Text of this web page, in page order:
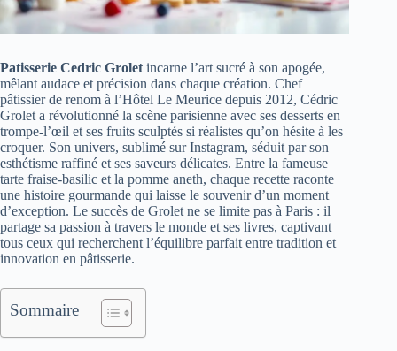
Patisserie Cedric Grolet incarne l’art sucré à son apogée,
mêlant audace et précision dans chaque création. Chef
pâtissier de renom à l’Hôtel Le Meurice depuis 2012, Cédric
Grolet a révolutionné la scène parisienne avec ses desserts en
trompe-l’œil et ses fruits sculptés si réalistes qu’on hésite à les
croquer. Son univers, sublimé sur Instagram, séduit par son
esthétisme raffiné et ses saveurs délicates. Entre la fameuse
tarte fraise-basilic et la pomme aneth, chaque recette raconte
une histoire gourmande qui laisse le souvenir d’un moment
d’exception. Le succès de Grolet ne se limite pas à Paris : il
partage sa passion à travers le monde et ses livres, captivant
tous ceux qui recherchent l’équilibre parfait entre tradition et
innovation en pâtisserie.
Sommaire